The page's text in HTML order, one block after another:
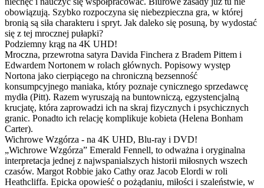
obowiązują. Szybko rozpoczyna się niebezpieczna gra, w której
bronią są siła charakteru i spryt. Jak daleko się posuną, by wydostać
się z tej mrocznej pułapki?
Podziemny krąg na 4K UHD!
Mroczna, przewrotna satyra Davida Finchera z Bradem Pittem i
Edwardem Nortonem w rolach głównych. Popisowy występ
Nortona jako cierpiącego na chroniczną bezsenność
konsumpcyjnego maniaka, który poznaje cynicznego sprzedawcę
mydła (Pitt). Razem wyruszają na buntowniczą, egzystencjalną
krucjatę, która zaprowadzi ich na skraj fizycznych i psychicznych
granic. Ponadto ich relację komplikuje kobieta (Helena Bonham
Carter).
Wichrowe Wzgórza - na 4K UHD, Blu-ray i DVD!
„Wichrowe Wzgórza” Emerald Fennell, to odważna i oryginalna
interpretacja jednej z najwspanialszych historii miłosnych wszech
czasów. Margot Robbie jako Cathy oraz Jacob Elordi w roli
Heathcliffa. Epicka opowieść o pożądaniu, miłości i szaleństwie, w